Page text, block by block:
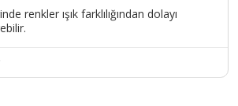
renkler ışık farklılığından dolayı